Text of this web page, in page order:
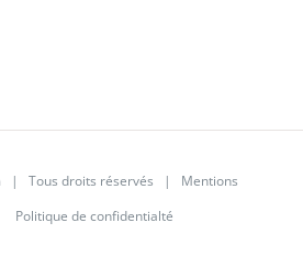
| Tous droits réservés | Mentions
Politique de confidentialté